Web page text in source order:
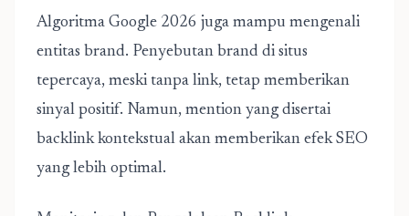
Algoritma Google 2026 juga mampu mengenali
entitas brand. Penyebutan brand di situs
tepercaya, meski tanpa link, tetap memberikan
sinyal positif. Namun, mention yang disertai
backlink kontekstual akan memberikan efek SEO
yang lebih optimal.